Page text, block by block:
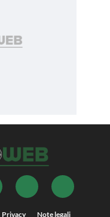
Privacy Note legali